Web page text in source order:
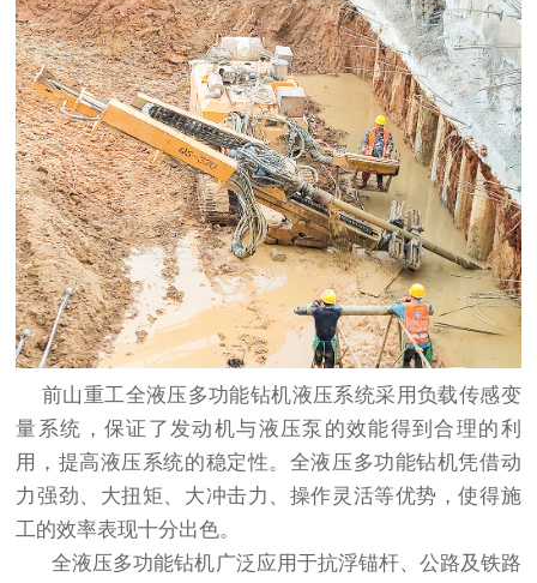
前山重工全液压多功能钻机液压系统采用负载传感变
量系统，保证了发动机与液压泵的效能得到合理的利
用，提高液压系统的稳定性。全液压多功能钻机凭借动
力强劲、大扭矩、大冲击力、操作灵活等优势，使得施
工的效率表现十分出色。
全液压多功能钻机广泛应用于抗浮锚杆、公路及铁路